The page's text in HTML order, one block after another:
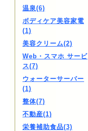
温泉(6)
ボディケア美容家電
(1)
美容クリーム(2)
Web・スマホ サービ
ス(7)
ウォーターサーバー
(1)
整体(7)
不動産(1)
栄養補助食品(3)